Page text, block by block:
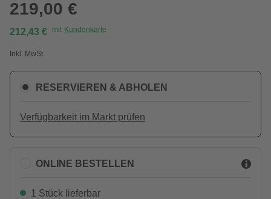
219,00 €
212,43 € mit Kundenkarte
Inkl. MwSt.
RESERVIEREN & ABHOLEN
Verfügbarkeit im Markt prüfen
ONLINE BESTELLEN
1 Stück lieferbar